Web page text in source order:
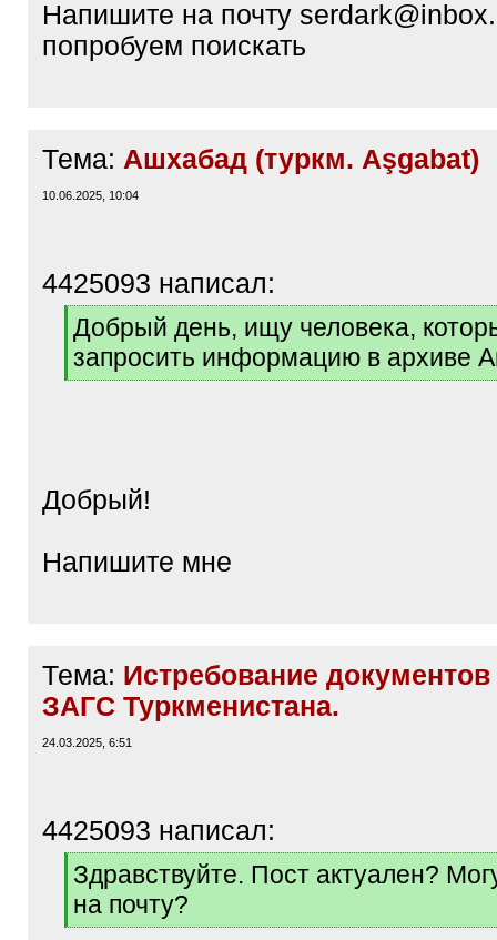
Напишите на почту
попробуем поискать
Тема: Ашхабад (туркм. Aşgabat)
10.06.2025, 10:04
4425093 написал:
q
]
Добрый день, ищу человека,
запросить информацию в архиве
[
Добрый!
Напишите мне
Тема: Истребование документов
ЗАГС Туркменистана.
24.03.2025, 6:51
4425093 написал:
[
q
]
Здравствуйте. Пост актуален?
на почту?
[